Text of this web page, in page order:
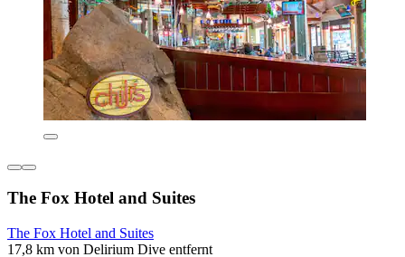
The Fox Hotel and Suites
The Fox Hotel and Suites
17,8 km von Delirium Dive entfernt